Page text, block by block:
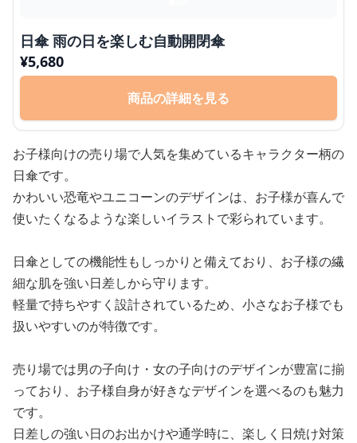
日傘 雨の日を楽しむ自動開閉傘
¥5,680
商品の詳細を見る
お子様向けの売り場で人気を集めているキャラクター柄の
日傘です。
かわいい恐竜やユニコーンのデザインは、お子様が喜んで
使いたくなるような楽しいイラストで彩られています。
日傘としての機能性もしっかりと備えており、お子様の繊
細な肌を強い日差しから守ります。
軽量で持ちやすく設計されているため、小さなお子様でも
扱いやすいのが特徴です。
売り場では男の子向け・女の子向けのデザインが豊富に揃
っており、お子様自身が好きなデザインを選べるのも魅力
です。
日差しの強い日のお出かけや通学時に、楽しく日焼け対策